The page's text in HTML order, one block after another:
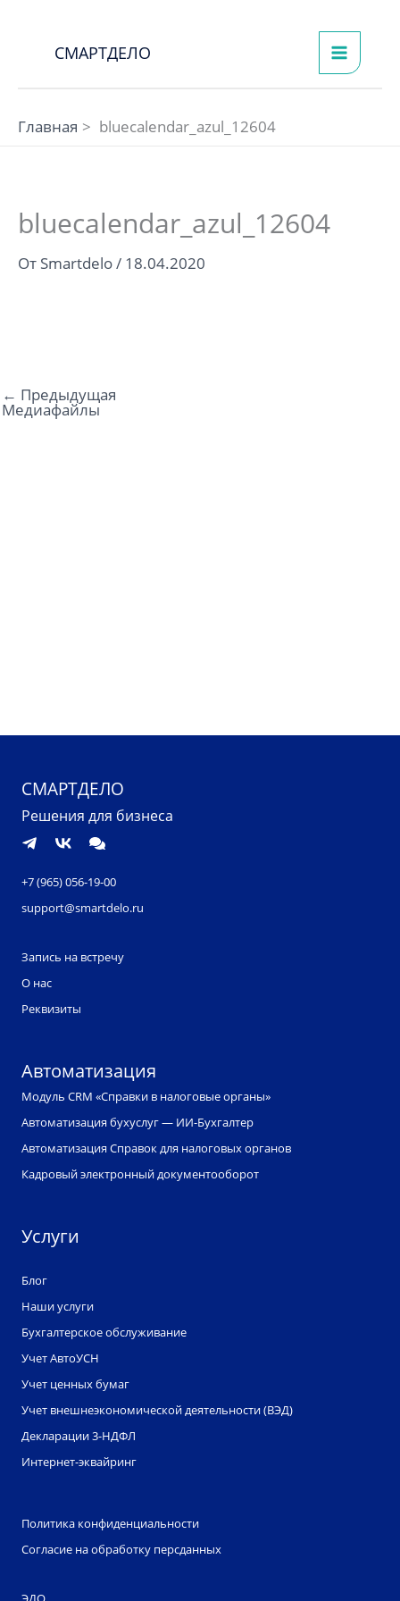
содержимому
СМАРТДЕЛО
Главная bluecalendar_azul_12604
bluecalendar_azul_12604
От Smartdelo/ 18.04.2020
← Предыдущая
Медиафайлы
СМАРТДЕЛО
Решения для бизнеса
+7 (965) 056-19-00
support@smartdelo.ru
Запись на встречу
О нас
Реквизиты
Автоматизация
Модуль CRM «Справки в налоговые органы»
Автоматизация бухуслуг — ИИ-Бухгалтер
Автоматизация Справок для налоговых органов
Кадровый электронный документооборот
Услуги
Блог
Наши услуги
Бухгалтерское обслуживание
Учет АвтоУСН
Учет ценных бумаг
Учет внешнеэкономической деятельности (ВЭД)
Декларации 3-НДФЛ
Интернет-эквайринг
Политика конфиденциальности
Согласие на обработку персданных